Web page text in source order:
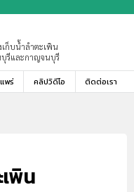
เก็บน้ำลำตะเพิน
รีและกาญจนบุรี
พร่ คลิปวิดีโอ ติดต่อเรา
พิน